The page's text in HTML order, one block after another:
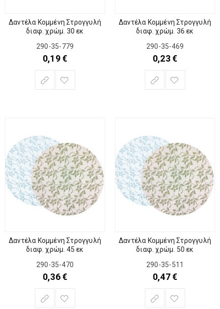
Δαντέλα Κομμένη Στρογγυλή
διαφ. χρώμ. 30 εκ
290-35-779
0,19€
Δαντέλα Κομμένη Στρογγυλή
διαφ. χρώμ. 36 εκ
290-35-469
0,23€
Δαντέλα Κομμένη Στρογγυλή
διαφ. χρώμ. 45 εκ
290-35-470
0,36€
Δαντέλα Κομμένη Στρογγυλή
διαφ. χρώμ. 50 εκ
290-35-511
0,47€